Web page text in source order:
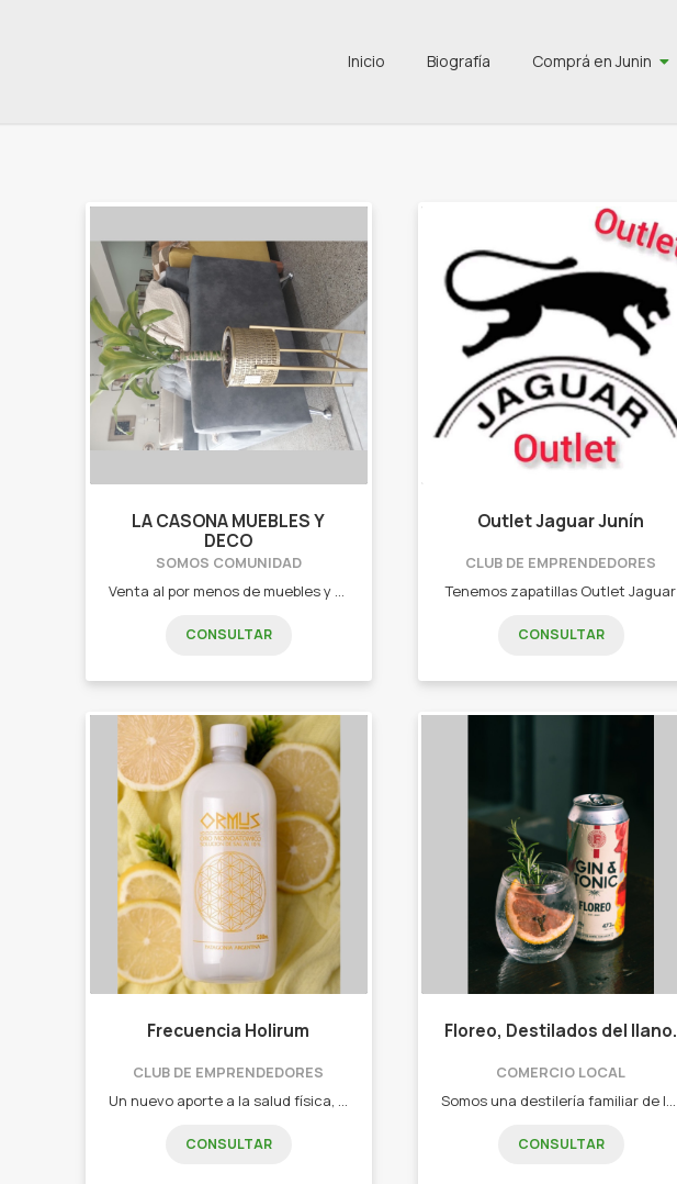
Inicio Biografía Comprá en Junin
LA CASONA MUEBLES Y
DECO
SOMOS COMUNIDAD
Venta al por menos de muebles y deco. Sillones - colchones - textiles - regaleria deco.
CONSULTAR
Outlet Jaguar Junín
CLUB DE EMPRENDEDORES
Tenemos zapatillas Outlet Jaguar
CONSULTAR
Frecuencia Holirum
CLUB DE EMPRENDEDORES
Un nuevo aporte a la salud física, emocional, mental y energética Cremas frecuenciales - Splash Áuricos frecuenciales - Colgantes frecuenciales - Geles frecuenciales - Oro Monoatómico - Serum y Brumas frecuenciales
CONSULTAR
Floreo, Destilados del llano.
COMERCIO LOCAL
Somos una destilería familiar de la ciudad en la que producimos Gin London Dry, Gin cítrico y Vodka. Contamos con todos los registros de producción y comercialización priorizando siempre la calidad de nuestros productos. Gin London Dry bot 750cc. Gin Cítrico bot 750cc. Vodka craft bot 750cc. Lata Lista para tomar gin&tonic 473ml.
CONSULTAR